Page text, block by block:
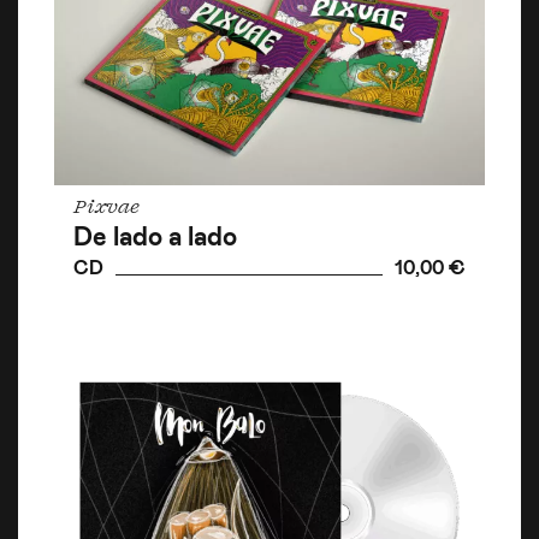
Pixvae
De lado a lado
CD 10,00 €